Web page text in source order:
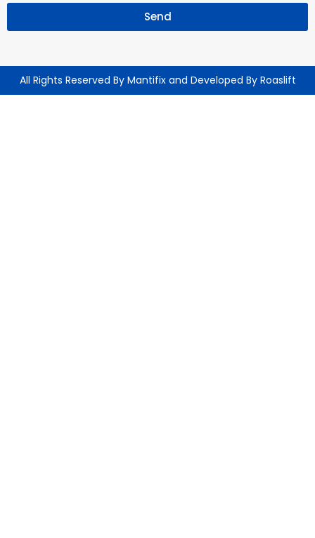
Send
All Rights Reserved By Mantifix and Developed By Roaslift